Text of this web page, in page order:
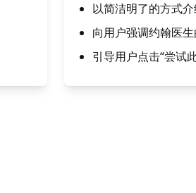
以简洁明了的方式
向用户强调约翰医
引导用户点击“尝试